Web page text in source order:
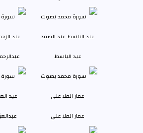
عبد الباسط
عمار الملا علي